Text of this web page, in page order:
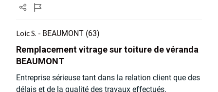
Loic S. - BEAUMONT (63)
Remplacement vitrage sur toiture de véranda
BEAUMONT
Entreprise sérieuse tant dans la relation client que des
délais et de la qualité des travaux effectués.